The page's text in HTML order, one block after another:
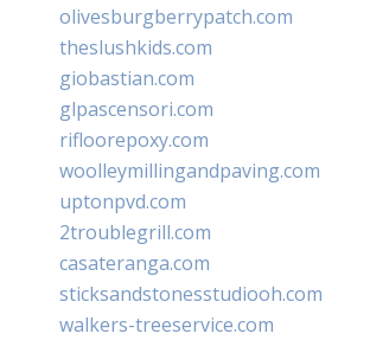
olivesburgberrypatch.com
theslushkids.com
giobastian.com
glpascensori.com
rifloorepoxy.com
woolleymillingandpaving.com
uptonpvd.com
2troublegrill.com
casateranga.com
sticksandstonesstudiooh.com
walkers-treeservice.com